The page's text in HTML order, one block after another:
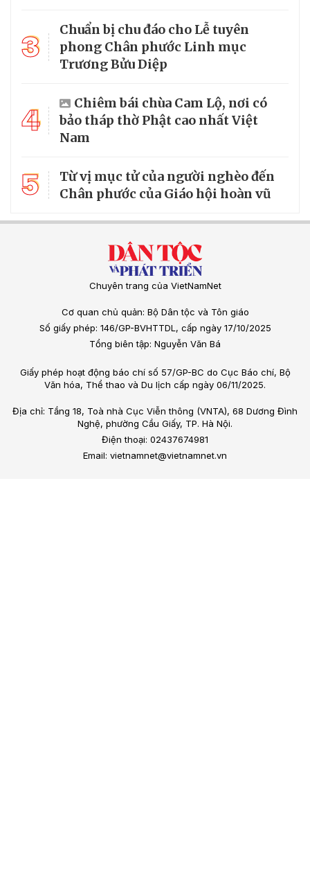
3
Chuẩn bị chu đáo cho Lễ tuyên
phong Chân phước Linh mục
Trương Bửu Diệp
4
Chiêm bái chùa Cam Lộ, nơi có
bảo tháp thờ Phật cao nhất Việt
Nam
5
Từ vị mục tử của người nghèo đến
Chân phước của Giáo hội hoàn vũ
Chuyên trang của VietNamNet
Cơ quan chủ quản: Bộ Dân tộc và Tôn giáo
Số giấy phép: 146/GP-BVHTTDL, cấp ngày 17/10/2025
Tổng biên tập: Nguyễn Văn Bá
Giấy phép hoạt động báo chí số 57/GP-BC do Cục Báo chí, Bộ
Văn hóa, Thể thao và Du lịch cấp ngày 06/11/2025.
Địa chỉ: Tầng 18, Toà nhà Cục Viễn thông (VNTA), 68 Dương Đình
Nghệ, phường Cầu Giấy, TP. Hà Nội.
Điện thoại: 02437674981
Email: vietnamnet@vietnamnet.vn